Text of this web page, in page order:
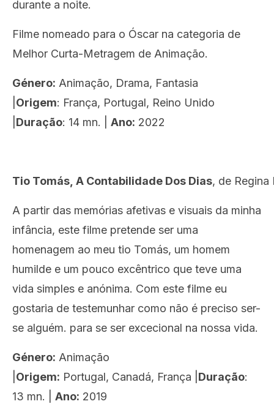
durante a noite.
Filme nomeado para o Óscar na categoria de
Melhor Curta-Metragem de Animação.
Género: Animação, Drama, Fantasia
Origem: França, Portugal, Reino Unido
Duração: 14 mn. | Ano: 2022
Tio Tomás, A Contabilidade Dos Dias, de Regina
A partir das memórias afetivas e visuais da minha
infância, este filme pretende ser uma
homenagem ao meu tio Tomás, um homem
humilde e um pouco excêntrico que teve uma
vida simples e anónima. Com este filme eu
gostaria de testemunhar como não é preciso ser-
se alguém. para se ser excecional na nossa vida.
Género: Animação
Origem: Portugal, Canadá, França | Duração:
13 mn. | Ano: 2019